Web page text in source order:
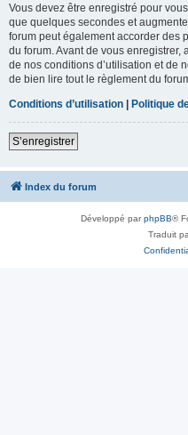
Vous devez être enregistré pour
que quelques secondes et
forum peut également accorder des
du forum. Avant de vous enregistrer,
de nos conditions d’utilisation et de
de bien lire tout le règlement du
Conditions d’utilisation | Politique
S’enregistrer
Index du forum
Développé parphpBB®
Traduit